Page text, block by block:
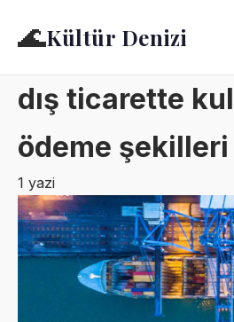
🌊Kültür Denizi
dış ticarette
ödeme şekilleri
1 yazi